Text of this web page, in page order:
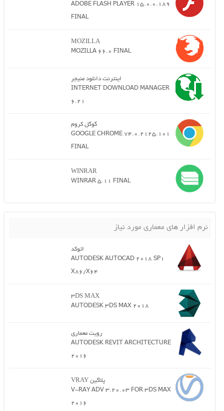
ADOBE FLASH PLAYER 15.0.0.189
FINAL
MOZILLA
MOZILLA 66.0 FINAL
اینترنت دانلود منیجر
INTERNET DOWNLOAD MANAGER
6.21
گوگل کروم
GOOGLE CHROME 74.0.2125.101
FINAL
WINRAR
WINRAR 5.11 FINAL
نرم افزار های معماری مورد نیاز
اتوکد
AUTODESK AUTOCAD 2018 SP1
X86/X64
3DS MAX
AUTODESK 3DS MAX 2018
رویت معماری
AUTODESK REVIT ARCHITECTURE
2016
پلاگین VRAY
V-RAY ADV 3.20.03 FOR 3DS MAX
2016